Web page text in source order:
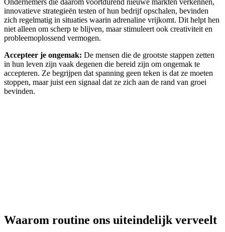
innovatieve strategieën testen of hun bedrijf opschalen, bevinden
zich regelmatig in situaties waarin adrenaline vrijkomt. Dit helpt hen
niet alleen om scherp te blijven, maar stimuleert ook creativiteit en
probleemoplossend vermogen.
Accepteer je ongemak: De mensen die de grootste stappen zetten
in hun leven zijn vaak degenen die bereid zijn om ongemak te
accepteren. Ze begrijpen dat spanning geen teken is dat ze moeten
stoppen, maar juist een signaal dat ze zich aan de rand van groei
bevinden.
Waarom routine ons uiteindelijk verveelt